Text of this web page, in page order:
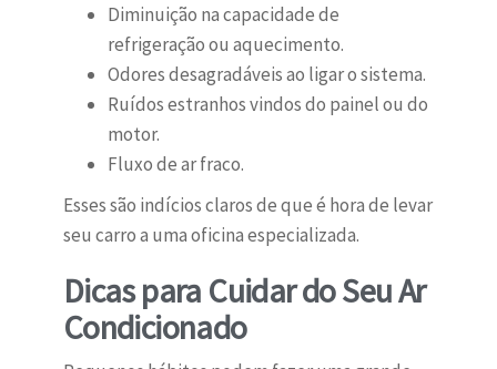
Diminuição na capacidade de
refrigeração ou aquecimento.
Odores desagradáveis ao ligar o sistema.
Ruídos estranhos vindos do painel ou do
motor.
Fluxo de ar fraco.
Esses são indícios claros de que é hora de levar
seu carro a uma oficina especializada.
Dicas para Cuidar do Seu Ar
Condicionado